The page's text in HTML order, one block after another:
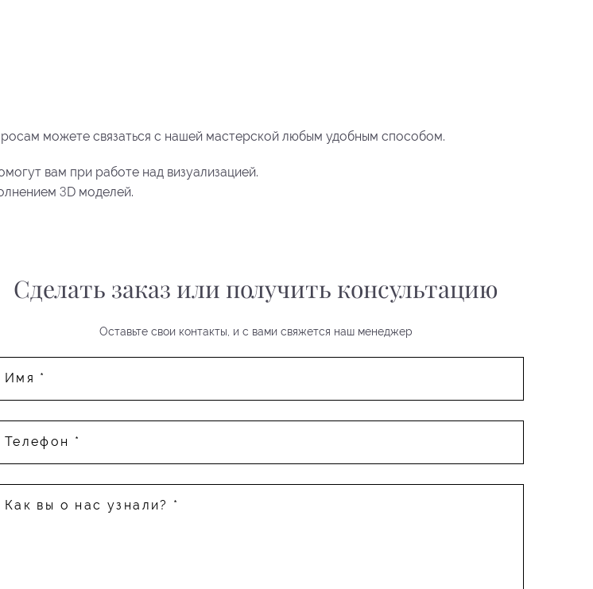
можете связаться с нашей мастерской любым удобным способом.
вам при работе над визуализацией.
3D моделей.
Сделать заказ или получить консультацию
Оставьте свои контакты, и с вами свяжется наш менеджер
Имя *
Телефон *
Как вы о нас узнали? *